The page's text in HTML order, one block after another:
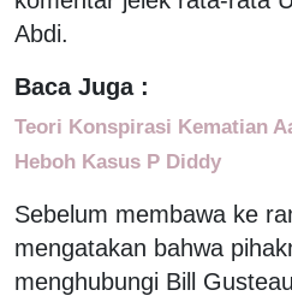
Abdi.
Baca Juga :
Teori Konspirasi Kematian
Heboh Kasus P Diddy
Sebelum membawa ke
mengatakan bahwa
menghubungi Bill